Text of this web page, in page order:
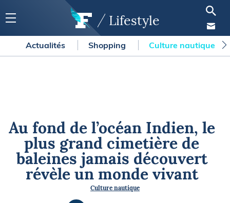
Lifestyle
Actualités Shopping Culture nautique
Au fond de l’océan Indien, le
plus grand cimetière de
baleines jamais découvert
révèle un monde vivant
Culture nautique